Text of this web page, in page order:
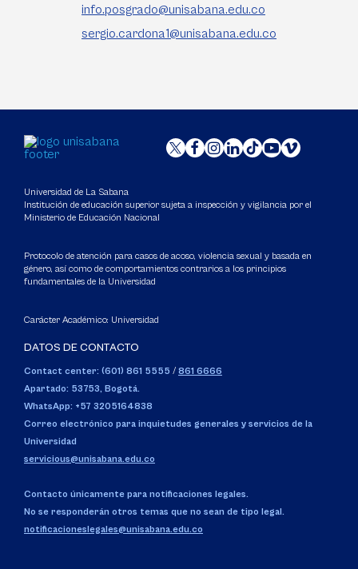
info.posgrado@unisabana.edu.co
sergio.cardona1@unisabana.edu.co
Universidad de La Sabana
Institución de educación superior sujeta a inspección y vigilancia por el
Ministerio de Educación Nacional
Protocolo de atención para casos de acoso, violencia sexual y basada en
género, así como de comportamientos contrarios a los principios
fundamentales de la Universidad
Carácter Académico: Universidad
DATOS DE CONTACTO
Contact center: (601) 861 5555 / 861 6666
Apartado: 53753, Bogotá.
WhatsApp: +57 3205164838
Correo electrónico para inquietudes generales y servicios de la
Universidad
servicious@unisabana.edu.co
Contacto únicamente para notificaciones legales.
No se responderán otros temas que no sean de tipo legal.
notificacioneslegales@unisabana.edu.co